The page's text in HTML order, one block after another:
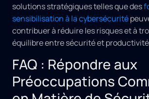
solutions stratégiques telles que des
sensibilisation à la cybersécurité
contribuer à réduire les risques et à
équilibre entre sécurité et
FAQ : Répondre aux
Préoccupations